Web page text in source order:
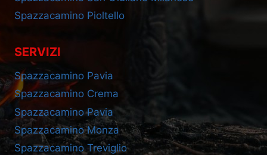
Spazzacamino Pioltello
SERVIZI
Spazzacamino Pavia
Spazzacamino Crema
Spazzacamino Pavia
Spazzacamino Monza
Spazzacamino Treviglio